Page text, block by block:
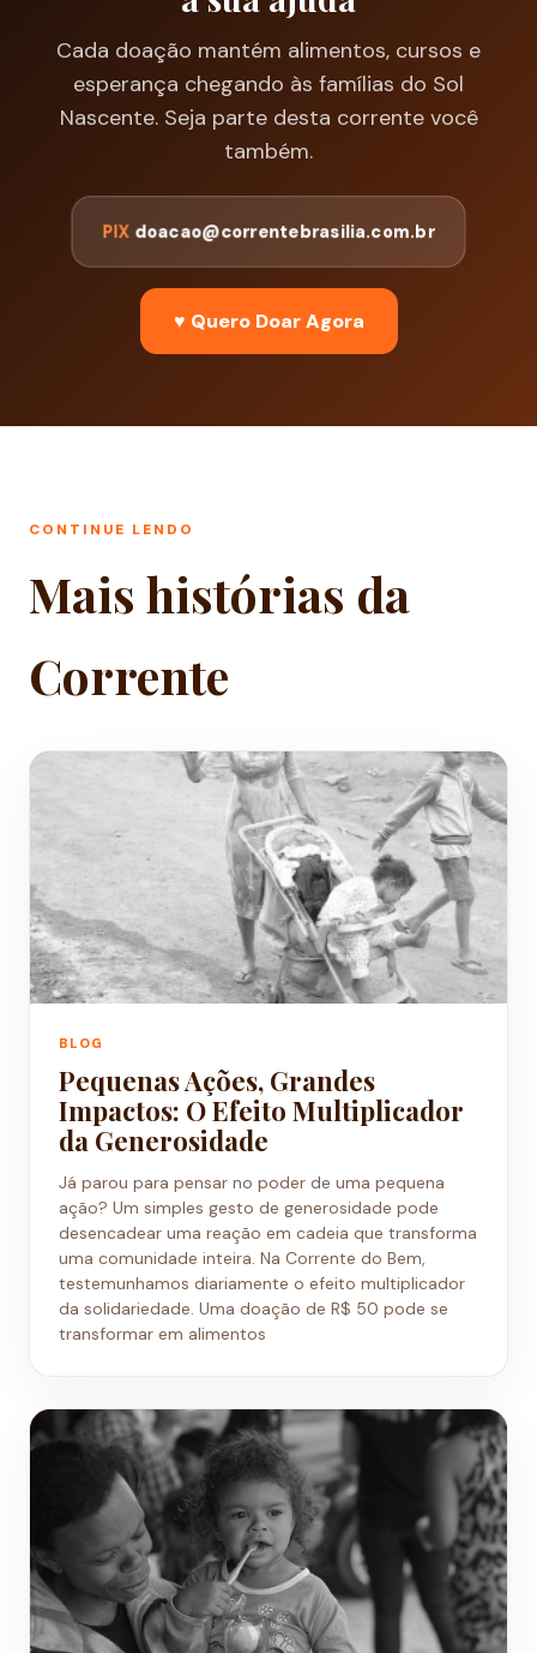
Cada doação mantém alimentos, cursos e
esperança chegando às famílias do Sol
Nascente. Seja parte desta corrente você
também.
PIX doacao@correntebrasilia.com.br
♥ Quero Doar Agora
CONTINUE LENDO
Mais histórias da
Corrente
BLOG
Pequenas Ações, Grandes
Impactos: O Efeito Multiplicador
da Generosidade
Já parou para pensar no poder de uma pequena
ação? Um simples gesto de generosidade pode
desencadear uma reação em cadeia que transforma
uma comunidade inteira. Na Corrente do Bem,
testemunhamos diariamente o efeito multiplicador
da solidariedade. Uma doação de R$ 50 pode se
transformar em alimentos